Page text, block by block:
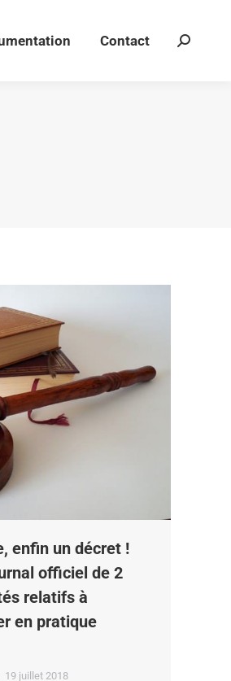
Contact
enfin un décret !
officiel de 2
relatifs à
en pratique
19 juillet 2018